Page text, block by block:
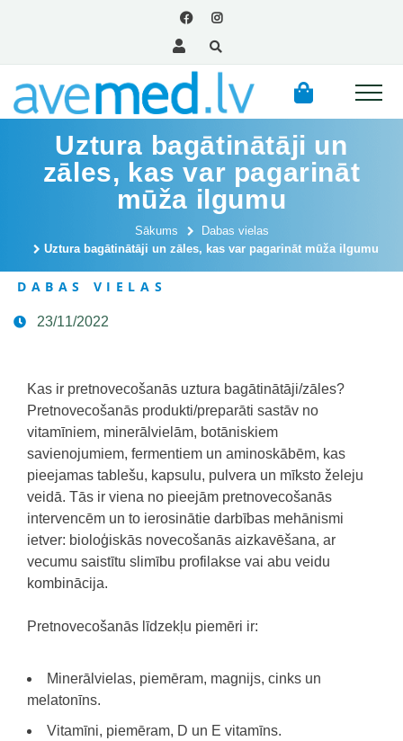
Uztura bagātinātāji un
zāles, kas var pagarināt
mūža ilgumu
Sākums
Dabas vielas
Uztura bagātinātāji un zāles, kas var pagarināt mūža ilgumu
DABAS VIELAS
23/11/2022
Kas ir pretnovecošanās uztura bagātinātāji/zāles?
Pretnovecošanās produkti/preparāti sastāv no
vitamīniem, minerālvielām, botāniskiem
savienojumiem, fermentiem un aminoskābēm, kas
pieejamas tablešu, kapsulu, pulvera un mīksto želeju
veidā. Tās ir viena no pieejām pretnovecošanās
intervencēm un to ierosinātie darbības mehānismi
ietver: bioloģiskās novecošanās aizkavēšana, ar
vecumu saistītu slimību profilakse vai abu veidu
kombinācija.
Pretnovecošanās līdzekļu piemēri ir:
Minerālvielas, piemēram, magnijs, cinks un
melatonīns.
Vitamīni, piemēram, D un E vitamīns.